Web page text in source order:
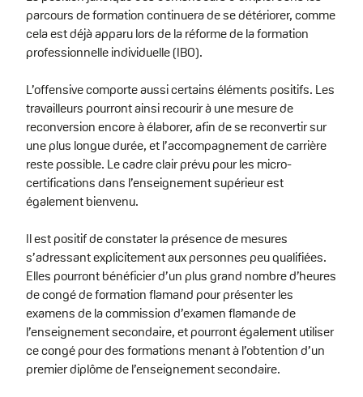
parcours de formation continuera de se détériorer, comme
cela est déjà apparu lors de la réforme de la formation
professionnelle individuelle (IBO).
L’offensive comporte aussi certains éléments positifs. Les
travailleurs pourront ainsi recourir à une mesure de
reconversion encore à élaborer, afin de se reconvertir sur
une plus longue durée, et l’accompagnement de carrière
reste possible. Le cadre clair prévu pour les micro-
certifications dans l’enseignement supérieur est
également bienvenu.
Il est positif de constater la présence de mesures
s’adressant explicitement aux personnes peu qualifiées.
Elles pourront bénéficier d’un plus grand nombre d’heures
de congé de formation flamand pour présenter les
examens de la commission d’examen flamande de
l’enseignement secondaire, et pourront également utiliser
ce congé pour des formations menant à l’obtention d’un
premier diplôme de l’enseignement secondaire.